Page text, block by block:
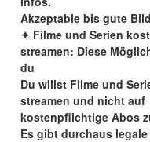
Akzeptable bis gute
✦ Filme und Serien
streamen: Diese
du
Du willst Filme und
streamen und nicht auf
kostenpflichtige Abos
Es gibt durchaus legale